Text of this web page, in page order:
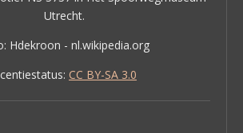
Utrecht.
Hdekroon - nl.wikipedia.org
CC BY-SA 3.0